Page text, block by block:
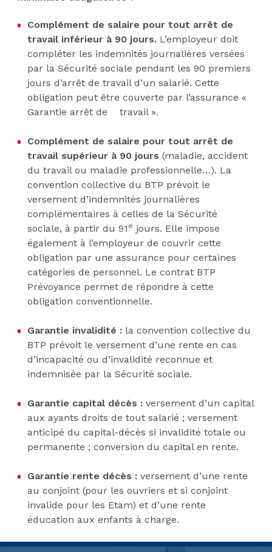
Complément de salaire pour tout arrêt de
travail inférieur à 90 jours. L’employeur doit
compléter les indemnités journalières versées
par la Sécurité sociale pendant les 90 premiers
jours d’arrêt de travail d’un salarié. Cette
obligation peut être couverte par l’assurance «
Garantie arrêt de travail ».
Complément de salaire pour tout arrêt de
travail supérieur à 90 jours (maladie, accident
du travail ou maladie professionnelle…). La
convention collective du BTP prévoit le
versement d’indemnités journalières
complémentaires à celles de la Sécurité
sociale, à partir du 91 e jours. Elle impose
également à l’employeur de couvrir cette
obligation par une assurance pour certaines
catégories de personnel. Le contrat BTP
Prévoyance permet de répondre à cette
obligation conventionnelle.
Garantie invalidité : la convention collective du
BTP prévoit le versement d’une rente en cas
d’incapacité ou d’invalidité reconnue et
indemnisée par la Sécurité sociale.
Garantie capital décès : versement d’un capital
aux ayants droits de tout salarié ; versement
anticipé du capital-décès si invalidité totale ou
permanente ; conversion du capital en rente.
Garantie rente décès : versement d’une rente
au conjoint (pour les ouvriers et si conjoint
invalide pour les Etam) et d’une rente
éducation aux enfants à charge.